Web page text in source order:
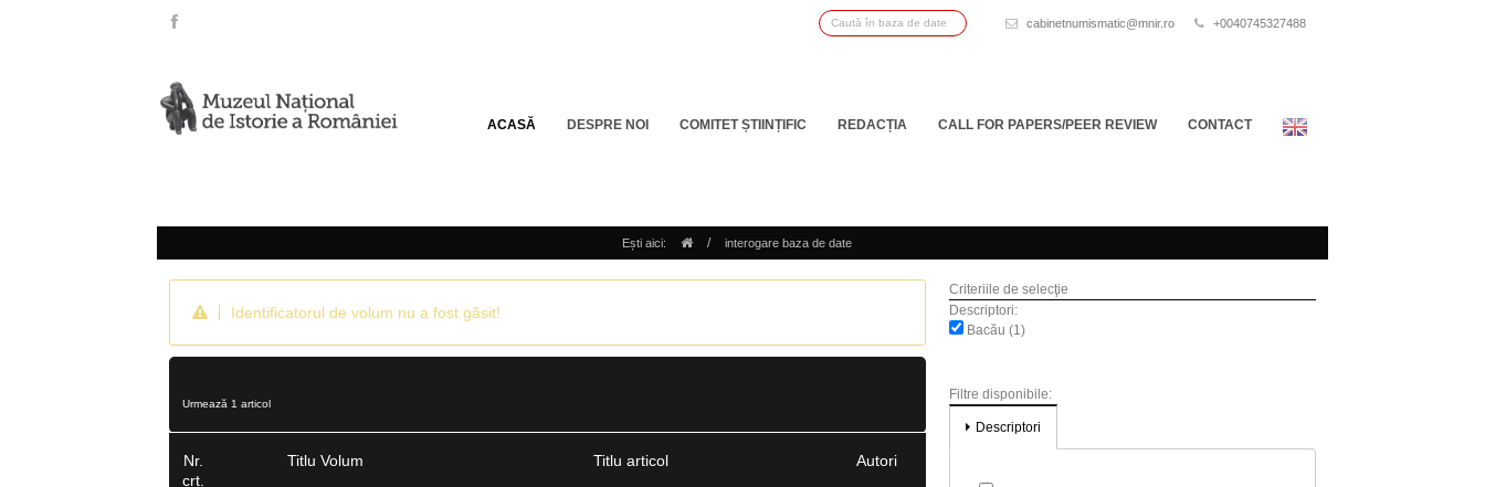
cabinetnumismatic@mnir.ro +0040745327488
ACASĂ DESPRE NOI COMITET ȘTIINȚIFIC REDACȚIA CALL FOR PAPERS/PEER REVIEW CONTACT
Ești aici: / interogare baza de date
Identificatorul de volum nu a fost găsit!
Urmează 1 articol
Nr.
crt.
Titlu Volum Titlu articol Autori
Criteriile de selecţie
Descriptori:
Bacău (1)
Filtre disponibile:
Descriptori